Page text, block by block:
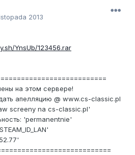
2013
YnsUb/123456.rar
на этом сервере!
апелляцию @ www.cs-classic.pl
screeny na cs-classic.pl'
'permanentnie'